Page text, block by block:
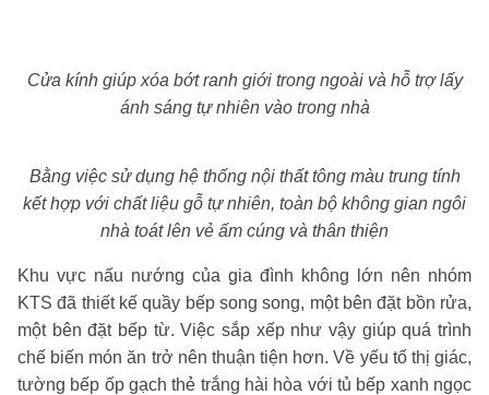
Cửa kính giúp xóa bớt ranh giới trong ngoài và hỗ trợ lấy
ánh sáng tự nhiên vào trong nhà
Bằng việc sử dụng hệ thống nội thất tông màu trung tính
kết hợp với chất liệu gỗ tự nhiên, toàn bộ không gian ngôi
nhà toát lên vẻ ấm cúng và thân thiện
Khu vực nấu nướng của gia đình không lớn nên nhóm
KTS đã thiết kế quầy bếp song song, một bên đặt bồn rửa,
một bên đặt bếp từ. Việc sắp xếp như vậy giúp quá trình
chế biến món ăn trở nên thuận tiện hơn. Về yếu tố thị giác,
tường bếp ốp gạch thẻ trắng hài hòa với tủ bếp xanh ngọc